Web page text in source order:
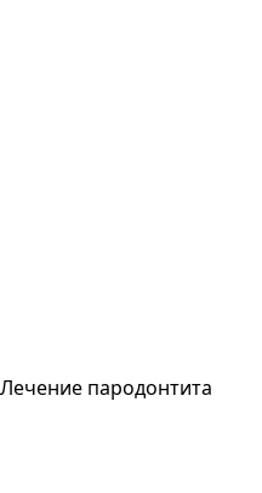
Лечение пародонтита